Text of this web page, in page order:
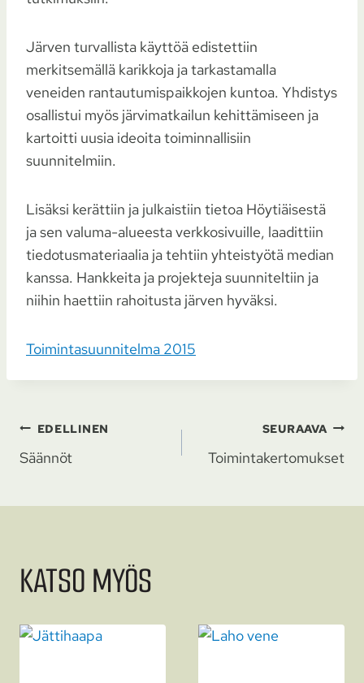
Järven turvallista käyttöä edistettiin
merkitsemällä karikkoja ja tarkastamalla
veneiden rantautumispaikkojen kuntoa. Yhdistys
osallistui myös järvimatkailun kehittämiseen ja
kartoitti uusia ideoita toiminnallisiin
suunnitelmiin.
Lisäksi kerättiin ja julkaistiin tietoa Höytiäisestä
ja sen valuma-alueesta verkkosivuille, laadittiin
tiedotusmateriaalia ja tehtiin yhteistyötä median
kanssa. Hankkeita ja projekteja suunniteltiin ja
niihin haettiin rahoitusta järven hyväksi.
Toimintasuunnitelma 2015
ARTIKKELIEN
EDELLINEN
Säännöt
SEURAAVA
Toiminta­kerto­mukset
KATSO MYÖS